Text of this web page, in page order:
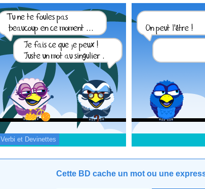
Verbi et Devinettes
Cette BD cache un mot ou une